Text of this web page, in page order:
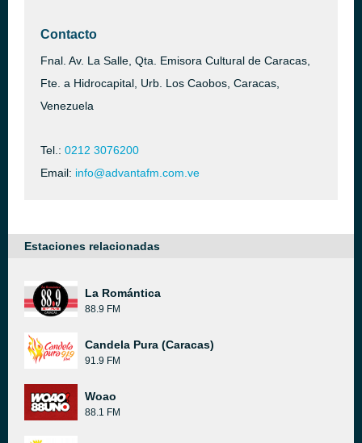
Contacto
Fnal. Av. La Salle, Qta. Emisora Cultural de Caracas,
Fte. a Hidrocapital, Urb. Los Caobos, Caracas,
Venezuela
Tel.: 0212 3076200
Email: info@advantafm.com.ve
Estaciones relacionadas
La Romántica
88.9 FM
Candela Pura (Caracas)
91.9 FM
Woao
88.1 FM